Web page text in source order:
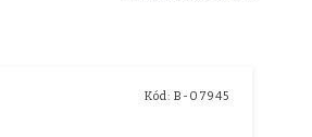
Kód: B-07945